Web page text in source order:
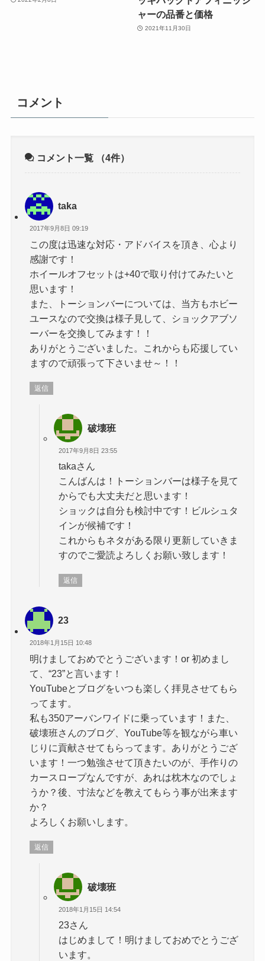
ャーの品番と価格
2021年11月30日
コメント
コメント一覧 （4件）
taka
2017年9月8日 09:19
この度は迅速な対応・アドバイスを頂き、心より
感謝です！
ホイールオフセットは+40で取り付けてみたいと
思います！
また、トーションバーについては、当方もホビー
ユースなので交換は様子見して、ショックアブソ
ーバーを交換してみます！！
ありがとうございました。これからも応援してい
ますので頑張って下さいませ～！！
返信
破壊班
2017年9月8日 23:55
takaさん
こんばんは！トーションバーは様子を見て
からでも大丈夫だと思います！
ショックは自分も検討中です！ビルシュタ
インが候補です！
これからもネタがある限り更新していきま
すのでご愛読よろしくお願い致します！
返信
23
2018年1月15日 10:48
明けましておめでとうございます！or 初めまし
て、“23”と言います！
YouTubeとブログをいつも楽しく拝見させてもら
ってます。
私も350アーバンワイドに乗っています！また、
破壊班さんのブログ、YouTube等を観ながら車い
じりに貢献させてもらってます。ありがとうござ
います！一つ勉強させて頂きたいのが、手作りの
カースロープなんですが、あれは枕木なのでしょ
うか？後、寸法などを教えてもらう事が出来ます
か？
よろしくお願いします。
返信
破壊班
2018年1月15日 14:54
23さん
はじめまして！明けましておめでとうござ
います。